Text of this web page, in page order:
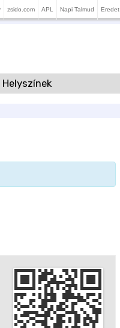
zsido.com APL Napi Talmud Eredet